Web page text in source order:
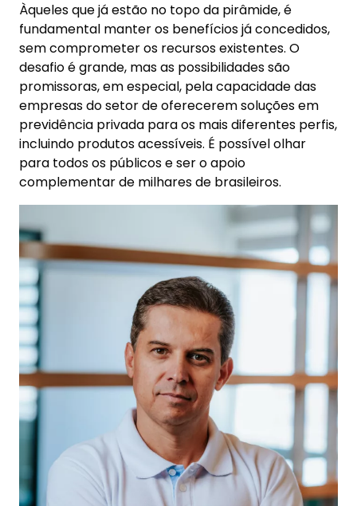
Àqueles que já estão no topo da pirâmide, é
fundamental manter os benefícios já concedidos,
sem comprometer os recursos existentes. O
desafio é grande, mas as possibilidades são
promissoras, em especial, pela capacidade das
empresas do setor de oferecerem soluções em
previdência privada para os mais diferentes perfis,
incluindo produtos acessíveis. É possível olhar
para todos os públicos e ser o apoio
complementar de milhares de brasileiros.